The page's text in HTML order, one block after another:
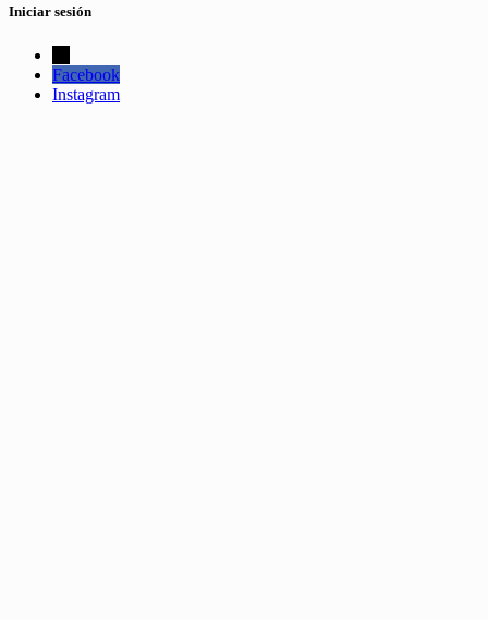
Iniciar sesión
Facebook
Instagram